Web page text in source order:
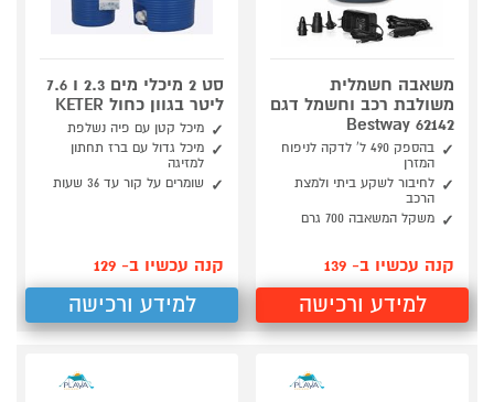
משאבה חשמלית
משולבת רכב וחשמל דגם
62142 Bestway
בהספק 490 ל' לדקה לניפוח
המזרן
לחיבור לשקע ביתי ולמצת
הרכב
משקל המשאבה 700 גרם
קנה עכשיו ב- 139
למידע ורכישה
סט 2 מיכלי מים 2.3 ו 7.6
ליטר בגוון כחול KETER
מיכל קטן עם פיה נשלפת
מיכל גדול עם ברז תחתון
למזיגה
שומרים על קור עד 36 שעות
קנה עכשיו ב- 129
למידע ורכישה